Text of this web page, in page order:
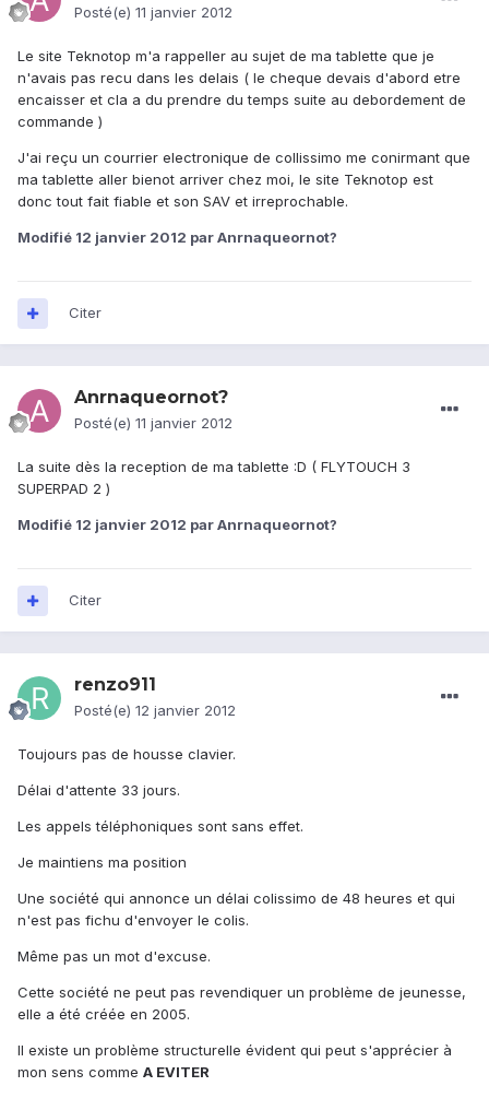
Posté(e) 11 janvier 2012
Le site Teknotop m'a rappeller au sujet de ma tablette que je
n'avais pas recu dans les delais ( le cheque devais d'abord etre
encaisser et cla a du prendre du temps suite au debordement de
commande )
J'ai reçu un courrier electronique de collissimo me conirmant que
ma tablette aller bienot arriver chez moi, le site Teknotop est
donc tout fait fiable et son SAV et irreprochable.
Modifié 12 janvier 2012 par Anrnaqueornot?
Citer
Anrnaqueornot?
Posté(e) 11 janvier 2012
La suite dès la reception de ma tablette :D ( FLYTOUCH 3
SUPERPAD 2 )
Modifié 12 janvier 2012 par Anrnaqueornot?
Citer
renzo911
Posté(e) 12 janvier 2012
Toujours pas de housse clavier.
Délai d'attente 33 jours.
Les appels téléphoniques sont sans effet.
Je maintiens ma position
Une société qui annonce un délai colissimo de 48 heures et qui
n'est pas fichu d'envoyer le colis.
Même pas un mot d'excuse.
Cette société ne peut pas revendiquer un problème de jeunesse,
elle a été créée en 2005.
Il existe un problème structurelle évident qui peut s'apprécier à
mon sens comme A EVITER